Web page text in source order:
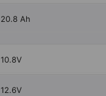
20.8 Ah
10.8V
12.6V